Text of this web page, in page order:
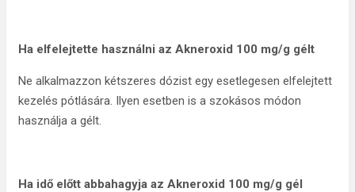
Ha elfelejtette használni az Akneroxid 100 mg/g gélt
Ne alkalmazzon kétszeres dózist egy esetlegesen elfelejtett
kezelés pótlására. Ilyen esetben is a szokásos módon
használja a gélt.
Ha idő előtt abbahagyja az Akneroxid 100 mg/g gél